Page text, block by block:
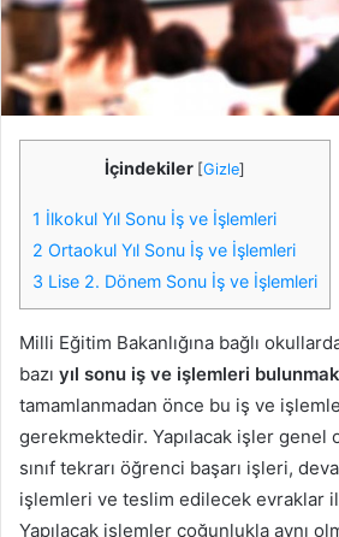
İçindekiler [Gizle]
1 İlkokul Yıl Sonu İş ve İşlemleri
2 Ortaokul Yıl Sonu İş ve İşlemleri
3 Lise 2. Dönem Sonu İş ve İşlemleri
Milli Eğitim Bakanlığına bağlı
bazı yıl sonu iş ve işlemleri
tamamlanmadan önce bu iş ve
gerekmektedir. Yapılacak işler genel
sınıf tekrarı öğrenci başarı işleri,
işlemleri ve teslim edilecek evraklar
Yapılacak işlemler çoğunlukla aynı